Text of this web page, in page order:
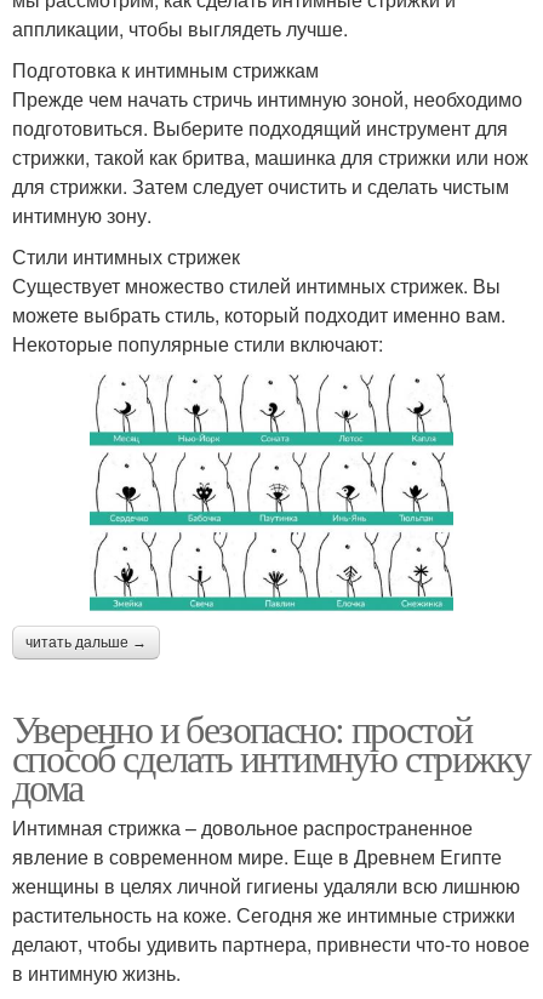
аппликации, чтобы выглядеть лучше.
Подготовка к интимным стрижкам
Прежде чем начать стричь интимную зоной, необходимо
подготовиться. Выберите подходящий инструмент для
стрижки, такой как бритва, машинка для стрижки или нож
для стрижки. Затем следует очистить и сделать чистым
интимную зону.
Стили интимных стрижек
Существует множество стилей интимных стрижек. Вы
можете выбрать стиль, который подходит именно вам.
Некоторые популярные стили включают:
читать дальше →
Уверенно и безопасно: простой
способ сделать интимную стрижку
дома
Интимная стрижка – довольное распространенное
явление в современном мире. Еще в Древнем Египте
женщины в целях личной гигиены удаляли всю лишнюю
растительность на коже. Сегодня же интимные стрижки
делают, чтобы удивить партнера, привнести что-то новое
в интимную жизнь.